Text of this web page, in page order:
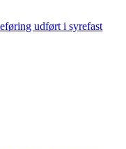
udført i syrefast